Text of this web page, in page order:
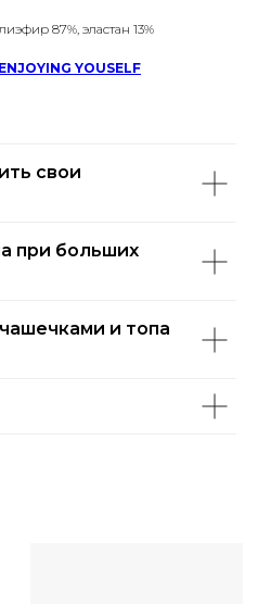
87%, эластан 13%
YOUSELF
свои
при больших
и топа